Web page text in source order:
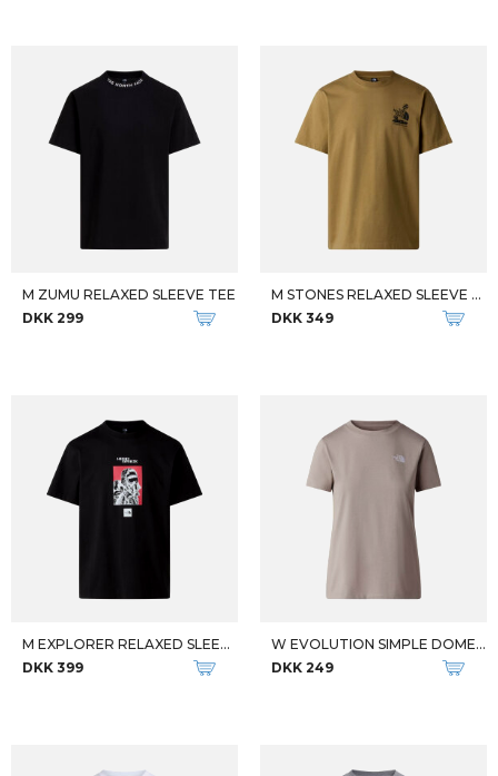
M ZUMU RELAXED SLEEVE TEE
DKK 299
M STONES RELAXED SLEEVE TEE
DKK 349
M EXPLORER RELAXED SLEEVE TEE
DKK 399
W EVOLUTION SIMPLE DOME SS TEE
DKK 249